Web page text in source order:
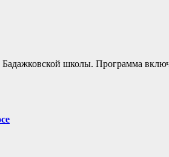
школы. Программа